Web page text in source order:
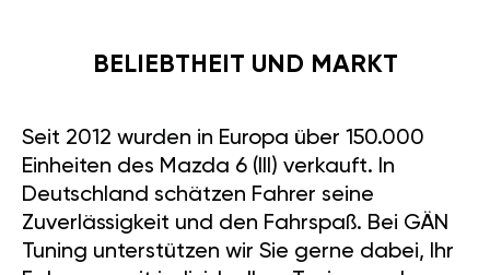
BELIEBTHEIT UND MARKT
Seit 2012 wurden in Europa über 150.000
Einheiten des Mazda 6 (III) verkauft. In
Deutschland schätzen Fahrer seine
Zuverlässigkeit und den Fahrspaß. Bei GÄN
Tuning unterstützen wir Sie gerne dabei, Ihr